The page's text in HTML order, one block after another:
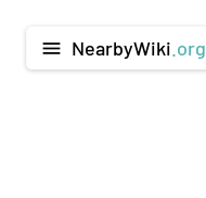
menu NearbyWiki .org